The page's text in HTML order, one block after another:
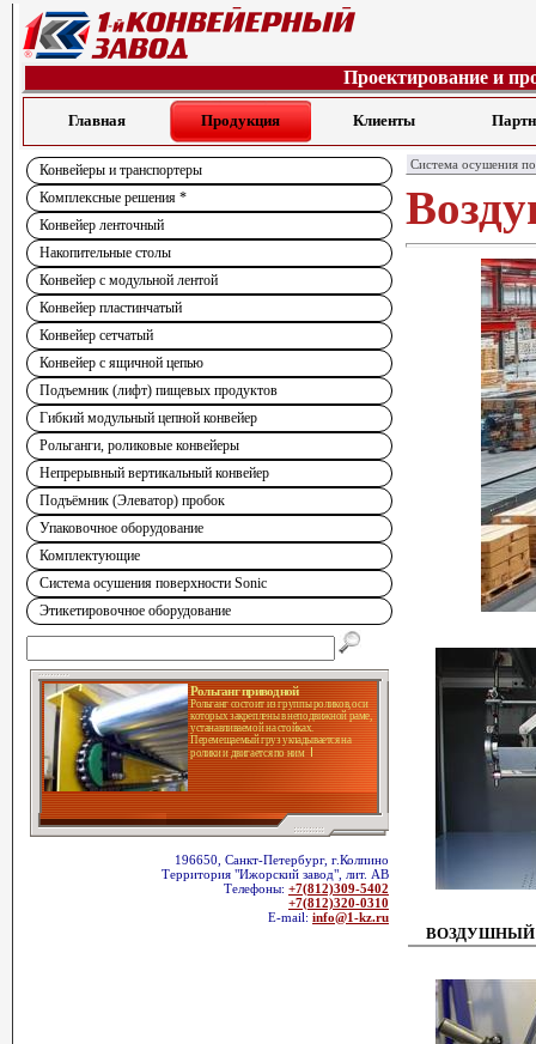
Проектирование и
Главная Продукция Клиенты
Конвейеры и транспортеры
Комплексные решения *
Конвейер ленточный
Накопительные столы
Конвейер с модульной лентой
Конвейер пластинчатый
Конвейер сетчатый
Конвейер с ящичной цепью
Подъемник (лифт) пищевых продуктов
Гибкий модульный цепной конвейер
Рольганги, роликовые конвейеры
Непрерывный вертикальный конвейер
Подъёмник (Элеватор) пробок
Упаковочное оборудование
Комплектующие
Система осушения поверхности Sonic
Этикетировочное оборудование
Рольганг приводной
Рольганг состоит из группы роликов, оси
которых закреплены в неподвижной раме,
устанавливаемой на стойках.
Перемещаемый груз укладывается на
ролики и двигается по ним
196650, Санкт-Петербург, г.Колпино
Территория "Ижорский завод", лит. АВ
Телефоны: +7(812)309-5402
+7(812)320-0310
E-mail: info@1-kz.ru
Система осушения
ВОЗДУШНЫЙ